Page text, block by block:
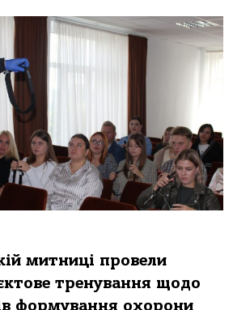
митниці провели
тренування щодо
формування охорони